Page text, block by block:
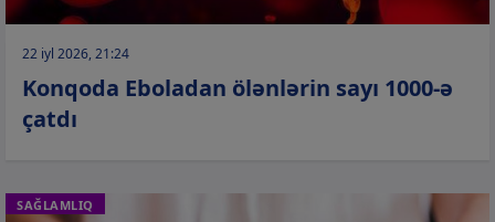
22 iyl 2026, 21:24
Konqoda Eboladan ölənlərin sayı 1000-ə
çatdı
SAĞLAMLIQ